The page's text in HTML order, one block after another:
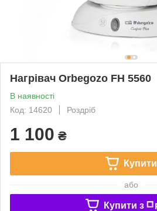
Нагрівач Orbegozo FH 5560
В наявності
Код: 14620
Роздріб
1 100 ₴
Купити
або
Купити з